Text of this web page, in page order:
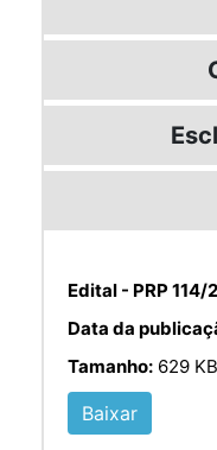
Edital - PRP 114/
Data da
Tamanho: 629 KB
Baixar